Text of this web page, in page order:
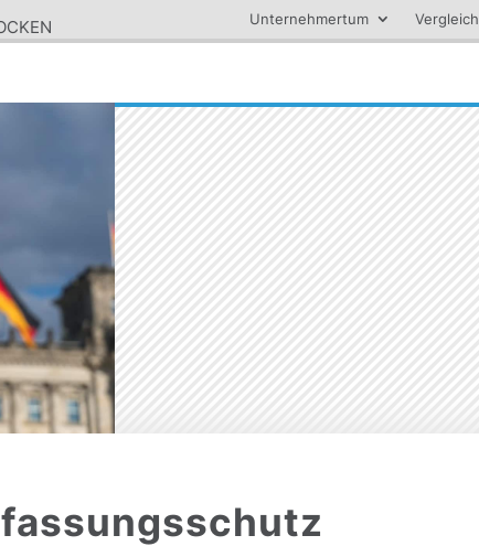
Unternehmertum Vergleich